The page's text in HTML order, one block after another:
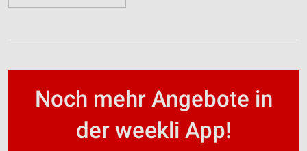
Noch mehr Angebote in
der weekli App!